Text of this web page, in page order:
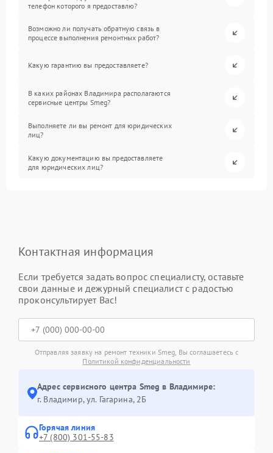
телефон которого я предоставлю?
Возможно ли получать обратную связь в
процессе выполнения ремонтных работ?
Какую гарантию вы предоставляете?
В каких районах Владимира располагаются
сервисные центры Smeg?
Выполняете ли вы ремонт для юридических
лиц?
Какую документацию вы предоставляете
для юридических лиц?
Контактная информация
Если требуется задать вопрос специалисту, оставьте
свои данные и дежурный специалист с радостью
проконсультирует Вас!
Отправляя заявку на ремонт техники Smeg, Вы соглашаетесь с
Политикой конфиденциальности
Адрес сервисного центра Smeg в Владимире:
г. Владимир, ул. Гагарина, 2Б
Горячая линия
+7 (800) 301-55-83